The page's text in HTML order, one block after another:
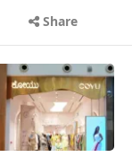
Share